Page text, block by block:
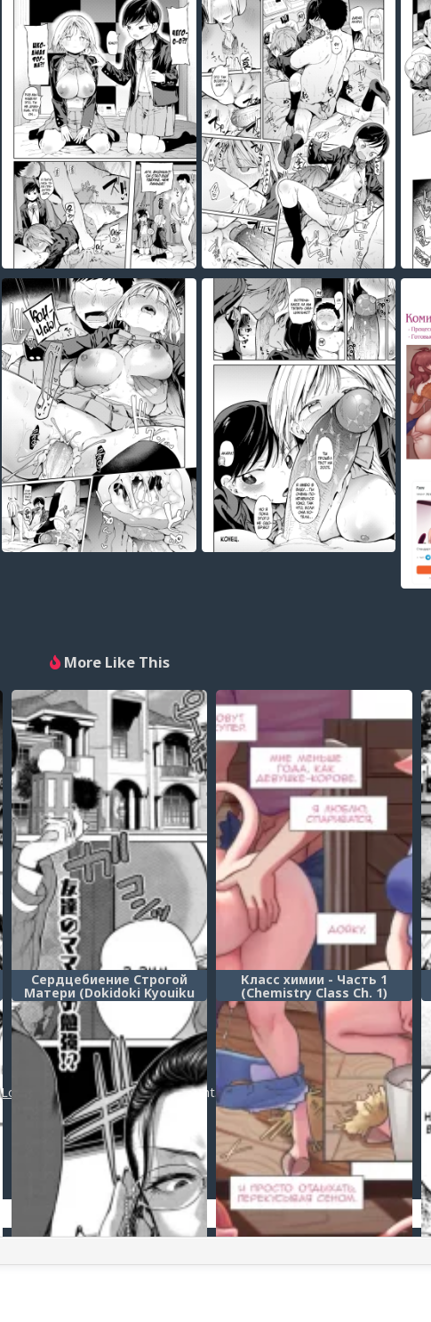
More Like This
Сердцебиение Строгой
Матери (Dokidoki Kyouiku
Mama)
Класс химии - Часть 1
(Chemistry Class Ch. 1)
Post a comment
Login registerto post a comment.
Добавить комментарий
Оставить комментарий